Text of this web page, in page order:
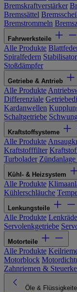
Bremskraftverstärker
Bremssättel
Bremstrommeln
Fahrwerksteile
Alle Produkte
Spiralfedern
Stoßdämpfer
Getriebe & Antrieb
Alle Produkte
Differenziale
Kardanwellen
Schaltgetriebe
Kraftstoffsysteme
Alle Produkte
Kraftstofffilter
Turbolader
Kühl- & Heizsystem
Alle Produkte
Kühlerschläuche
Lenkungsteile
Alle Produkte
Servolenkgetriebe
Motorteile
Alle Produkte
Motorblock
Zahnriemen &
Öle &